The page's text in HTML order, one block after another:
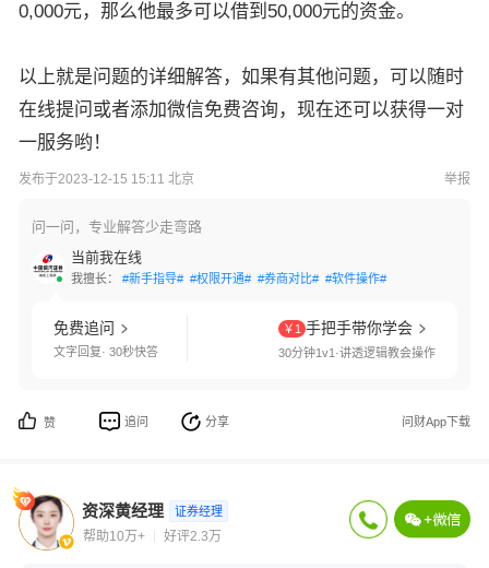
0,000元，那么他最多可以借到50,000元的资金。
以上就是问题的详细解答，如果有其他问题，可以随时
在线提问或者添加微信免费咨询，现在还可以获得一对
一服务哟！
发布于2023-12-15 15:11 北京 举报
问一问，专业解答少走弯路
当前我在线
我擅长： #新手指导# #权限开通# #券商对比# #软件操作#
免费追问
文字回复· 30秒快答
￥1 手把手带你学会
30分钟1v1·讲透逻辑教会操作
赞 追问 分享 问财App下载
资深黄经理 证券经理
帮助10万+ 好评2.3万